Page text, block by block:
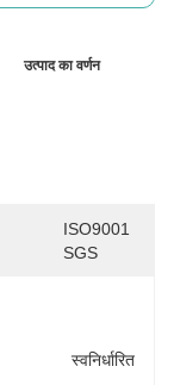
उत्पाद का वर्णन
ISO9001
SGS
स्वनिर्धारित